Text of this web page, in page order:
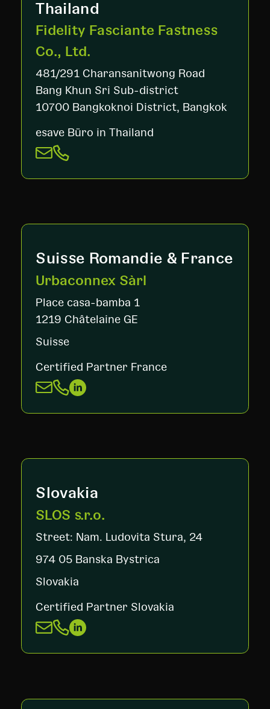
Thailand
Fidelity Fasciante Fastness
Co., Ltd.
481/291 Charansanitwong Road
Bang Khun Sri Sub-district
10700 Bangkoknoi District, Bangkok
esave Büro in Thailand
Suisse Romandie & France
Urbaconnex Sàrl
Place casa-bamba 1
1219 Châtelaine GE
Suisse
Certified Partner France
Slovakia
SLOS s.r.o.
Street: Nam. Ludovita Stura, 24
974 05 Banska Bystrica
Slovakia
Certified Partner Slovakia